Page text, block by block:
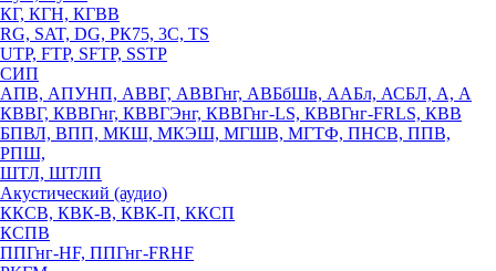
КГ, КГН, КГВВ
RG, SAT, DG, РК75, 3С, TS
UTP, FTP, SFTP, SSTP
СИП
АПВ, АПУНП, АВВГ, АВВГнг, АВБбШв, ААБл, АСБЛ, А, А
КВВГ, КВВГнг, КВВГЭнг, КВВГнг-LS, КВВГнг-FRLS, КВВ
БПВЛ, ВПП, МКШ, МКЭШ, МГШВ, МГТФ, ПНСВ, ППВ,
РПШ,
ШТЛ, ШТЛП
Акустический (аудио)
ККСВ, КВК-В, КВК-П, ККСП
КСПВ
ППГнг-HF, ППГнг-FRHF